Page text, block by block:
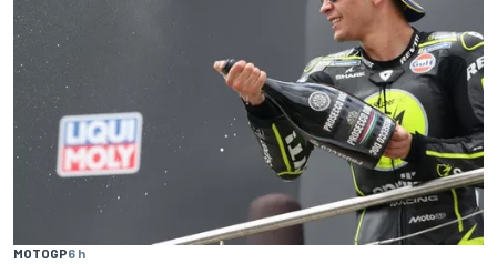
MOTOGP6 h